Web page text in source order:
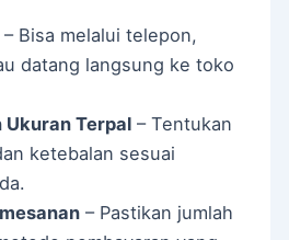
– Bisa melalui telepon,
datang langsung ke toko
Ukuran Terpal – Tentukan
ketebalan sesuai
– Pastikan jumlah